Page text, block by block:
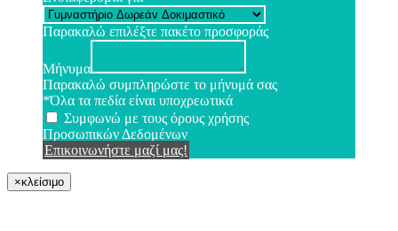
Παρακαλώ επιλέξτε πακέτο προσφοράς
Μήνυμα
Παρακαλώ συμπληρώστε το μήνυμά σας
*Όλα τα πεδία είναι υποχρεωτικά
Συμφωνώ με τους όρους χρήσης
Προσωπικών Δεδομένων
Επικοινωνήστε μαζί μας!
×κλείσιμο